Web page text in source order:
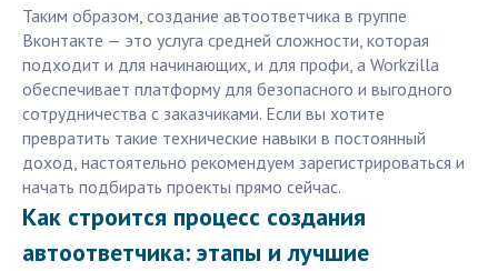
Таким образом, создание автоответчика в группе
Вконтакте — это услуга средней сложности, которая
подходит и для начинающих, и для профи, а Workzilla
обеспечивает платформу для безопасного и выгодного
сотрудничества с заказчиками. Если вы хотите
превратить такие технические навыки в постоянный
доход, настоятельно рекомендуем зарегистрироваться и
начать подбирать проекты прямо сейчас.
Как строится процесс создания
автоответчика: этапы и лучшие